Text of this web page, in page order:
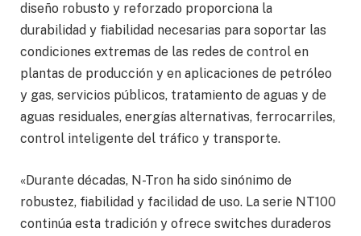
diseño robusto y reforzado proporciona la
durabilidad y fiabilidad necesarias para soportar las
condiciones extremas de las redes de control en
plantas de producción y en aplicaciones de petróleo
y gas, servicios públicos, tratamiento de aguas y de
aguas residuales, energías alternativas, ferrocarriles,
control inteligente del tráfico y transporte.
«Durante décadas, N-Tron ha sido sinónimo de
robustez, fiabilidad y facilidad de uso. La serie NT100
continúa esta tradición y ofrece switches duraderos